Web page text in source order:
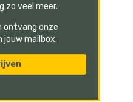
zo veel meer.
ontvang onze
jouw mailbox.